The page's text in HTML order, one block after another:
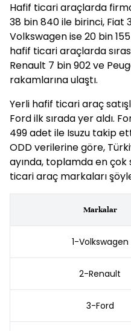
Hafif ticari araçlarda
38 bin 840 ile birinci, Fiat
Volkswagen ise 20 bin
hafif ticari araçlarda
Renault 7 bin 902 ve
rakamlarına ulaştı.
Yerli hafif ticari araç
Ford ilk sırada yer aldı.
499 adet ile Isuzu takip
ODD verilerine göre,
ayında, toplamda en
ticari araç markaları
Markalar
1-Volkswagen
2-Renault
3-Ford